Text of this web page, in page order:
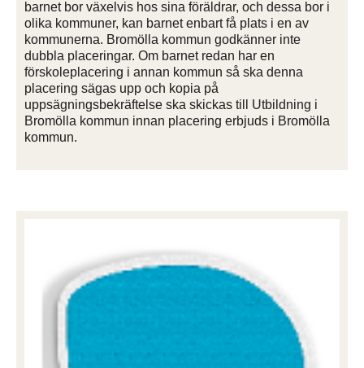
barnet bor växelvis hos sina föräldrar, och dessa bor i
olika kommuner, kan barnet enbart få plats i en av
kommunerna. Bromölla kommun godkänner inte
dubbla placeringar. Om barnet redan har en
förskoleplacering i annan kommun så ska denna
placering sägas upp och kopia på
uppsägningsbekräftelse ska skickas till Utbildning i
Bromölla kommun innan placering erbjuds i Bromölla
kommun.